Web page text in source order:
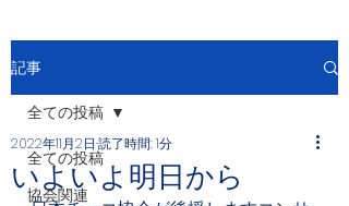
記事
全ての投稿
協会関連
全ての投稿
いよいよ明日から
2022年11月2日 読了時間: 1分